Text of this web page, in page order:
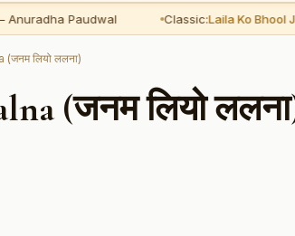
Paudwal Classic:Laila Ko Bhool
लियो ललना)
(जनम लियो